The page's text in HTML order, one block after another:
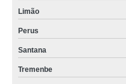
Limão
Perus
Santana
Tremenbe